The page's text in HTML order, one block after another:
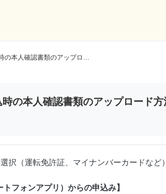
ローンサービス申込時の本人確認書類のアップロード方法と注意点について教えてください。（アプリ/ダイレクトバンキングサービス）
の本人確認書類のアップロード
択（運転免許証、マイナンバーカードなど
トフォンアプリ）からの申込み】